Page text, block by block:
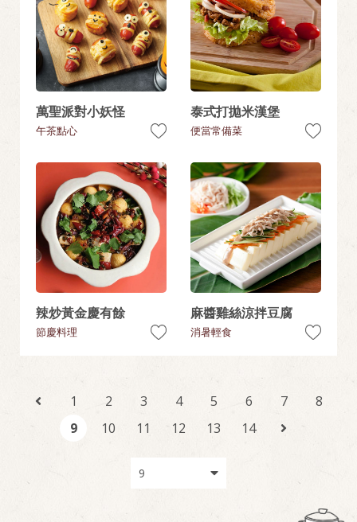
萬聖派對小妖怪
午茶點心
泰式打拋米漢堡
便當常備菜
辣炒黃金慶有餘
節慶料理
麻醬雞絲涼拌豆腐
消暑輕食
1 2 3 4 5 6 7
8
9
10 11 12 13 14